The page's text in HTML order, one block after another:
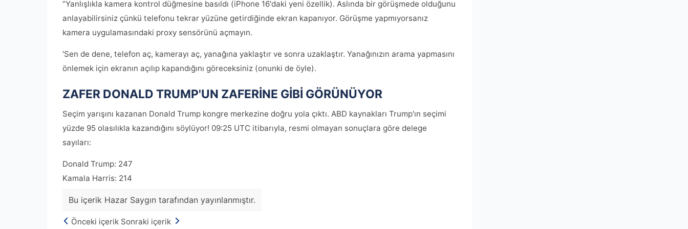
“Yanlışlıkla kamera kontrol düğmesine basıldı (iPhone 16'daki yeni özellik). Aslında bir görüşmede olduğunu
anlayabilirsiniz çünkü telefonu tekrar yüzüne getirdiğinde ekran kapanıyor. Görüşme yapmıyorsanız
kamera uygulamasındaki proxy sensörünü açmayın.
'Sen de dene, telefon aç, kamerayı aç, yanağına yaklaştır ve sonra uzaklaştır. Yanağınızın arama yapmasını
önlemek için ekranın açılıp kapandığını göreceksiniz (onunki de öyle).
ZAFER DONALD TRUMP'UN ZAFERİNE GİBİ GÖRÜNÜYOR
Seçim yarışını kazanan Donald Trump kongre merkezine doğru yola çıktı. ABD kaynakları Trump'ın seçimi
yüzde 95 olasılıkla kazandığını söylüyor! 09:25 UTC itibarıyla, resmi olmayan sonuçlara göre delege
sayıları:
Donald Trump: 247
Kamala Harris: 214
Bu içerik Hazar Saygın tarafından yayınlanmıştır.
Önceki içerik Sonraki içerik